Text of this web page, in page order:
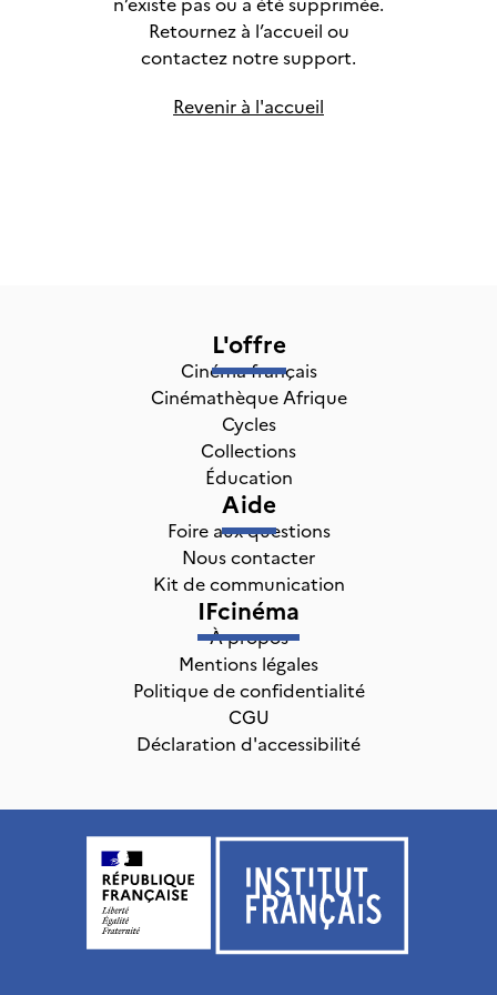
Retournez à l’accueil ou
contactez notre support.
Revenir à l'accueil
L'offre
Cinéma français
Cinémathèque Afrique
Cycles
Collections
Éducation
Aide
Foire aux questions
Nous contacter
Kit de communication
IFcinéma
À propos
Mentions légales
Politique de confidentialité
CGU
Déclaration d'accessibilité